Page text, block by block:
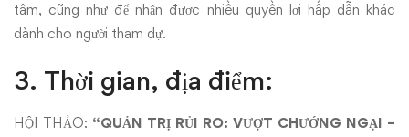
tâm, cũng như để nhận được nhiều quyền lợi hấp dẫn khác
dành cho người tham dự.
3. Thời gian, địa điểm:
HỘI THẢO: “QUẢN TRỊ RỦI RO: VƯỢT CHƯỚNG NGẠI –